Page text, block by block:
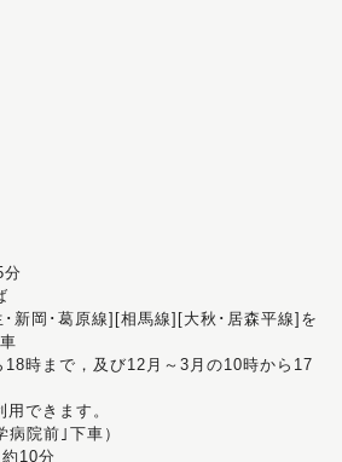
分
新岡･葛原線][相馬線][大秋･居森平線]を
時まで，及び12月～3月の10時から17
用できます。
病院前｣下車）
10分